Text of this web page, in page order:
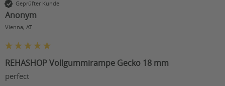
Geprüfter Kunde
Anonym
Vienna, AT
REHASHOP Vollgummirampe Gecko 18 mm
perfect